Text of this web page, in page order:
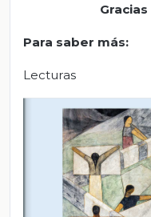
Para saber más:
Lecturas